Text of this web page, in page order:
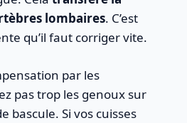
lombaires. C’est
qu’il faut corriger vite.
par les
pas trop les genoux sur
bascule. Si vos cuisses